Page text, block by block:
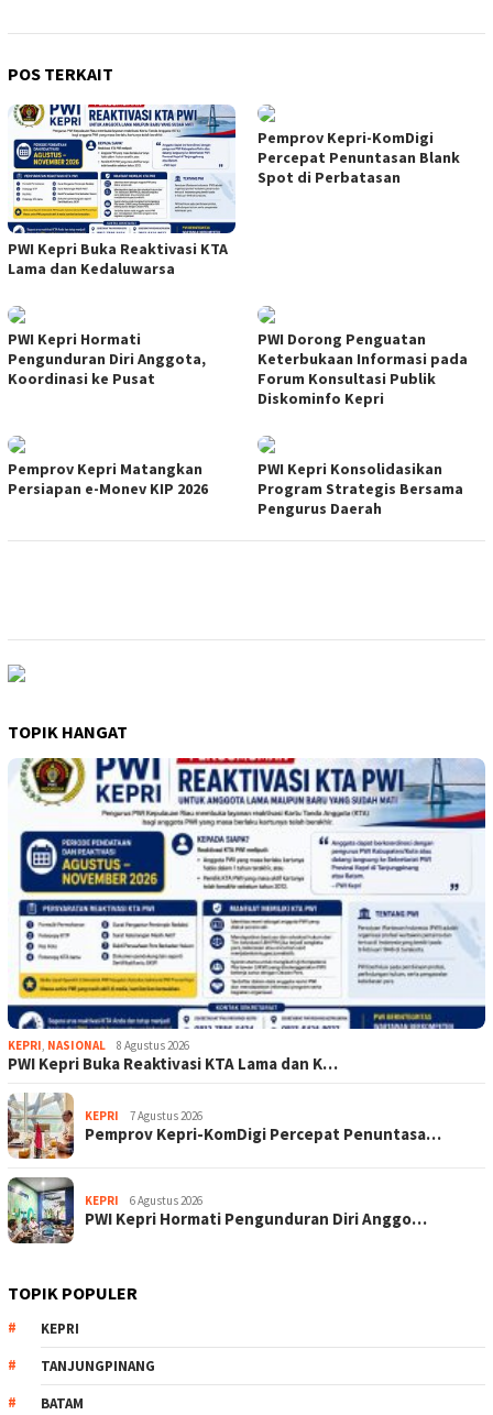
POS TERKAIT
PWI Kepri Buka Reaktivasi KTA
Lama dan Kedaluwarsa
Pemprov Kepri-KomDigi
Percepat Penuntasan Blank
Spot di Perbatasan
PWI Kepri Hormati
Pengunduran Diri Anggota,
Koordinasi ke Pusat
PWI Dorong Penguatan
Keterbukaan Informasi pada
Forum Konsultasi Publik
Diskominfo Kepri
Pemprov Kepri Matangkan
Persiapan e-Monev KIP 2026
PWI Kepri Konsolidasikan
Program Strategis Bersama
Pengurus Daerah
TOPIK HANGAT
KEPRI, NASIONAL 8 Agustus 2026
PWI Kepri Buka Reaktivasi KTA Lama dan K…
KEPRI 7 Agustus 2026
Pemprov Kepri-KomDigi Percepat Penuntasa…
KEPRI 6 Agustus 2026
PWI Kepri Hormati Pengunduran Diri Anggo…
TOPIK POPULER
KEPRI
TANJUNGPINANG
BATAM